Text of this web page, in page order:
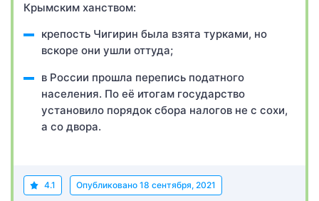
Крымским ханством:
крепость Чигирин была взята турками, но
вскоре они ушли оттуда;
в России прошла перепись податного
населения. По её итогам государство
установило порядок сбора налогов не с сохи,
а со двора.
4.1 Опубликовано 18 сентября, 2021